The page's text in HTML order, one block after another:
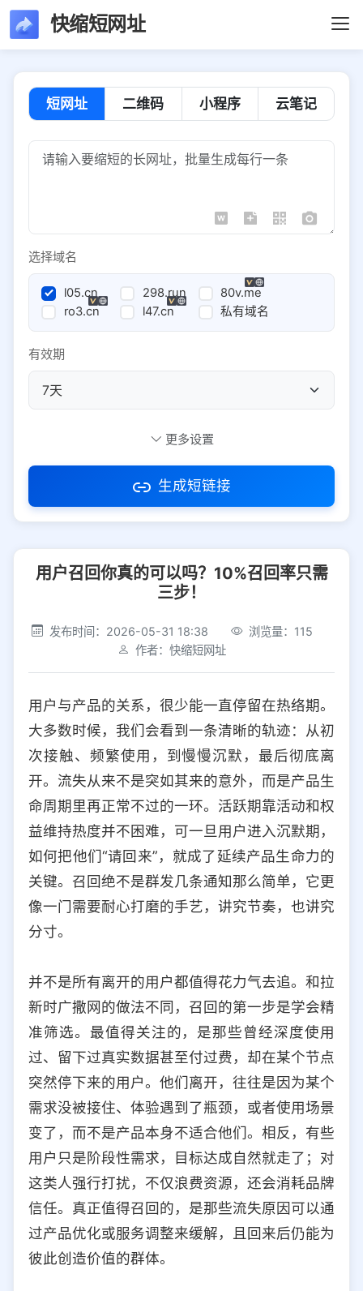
快缩短网址
短网址 二维码 小程序 云笔记
选择域名
l05.cn 298.run
80v.me
ro3.cn
l47.cn 私有域名
有效期
访问密码
社交平台 电商平台
选择防红平台类型，避免链接被拦截
平台设置
iOS Android PC 其他
选择允许访问的平台类型
更多设置
生成短链接
用户召回你真的可以吗？10%召回率只需
三步！
发布时间：2026-05-31 18:38
浏览量：115
作者：快缩短网址
用户与产品的关系，很少能一直停留在热络期。
大多数时候，我们会看到一条清晰的轨迹：从初
次接触、频繁使用，到慢慢沉默，最后彻底离
开。流失从来不是突如其来的意外，而是产品生
命周期里再正常不过的一环。活跃期靠活动和权
益维持热度并不困难，可一旦用户进入沉默期，
如何把他们“请回来”，就成了延续产品生命力的
关键。召回绝不是群发几条通知那么简单，它更
像一门需要耐心打磨的手艺，讲究节奏，也讲究
分寸。
并不是所有离开的用户都值得花力气去追。和拉
新时广撒网的做法不同，召回的第一步是学会精
准筛选。最值得关注的，是那些曾经深度使用
过、留下过真实数据甚至付过费，却在某个节点
突然停下来的用户。他们离开，往往是因为某个
需求没被接住、体验遇到了瓶颈，或者使用场景
变了，而不是产品本身不适合他们。相反，有些
用户只是阶段性需求，目标达成自然就走了；对
这类人强行打扰，不仅浪费资源，还会消耗品牌
信任。真正值得召回的，是那些流失原因可以通
过产品优化或服务调整来缓解，且回来后仍能为
彼此创造价值的群体。